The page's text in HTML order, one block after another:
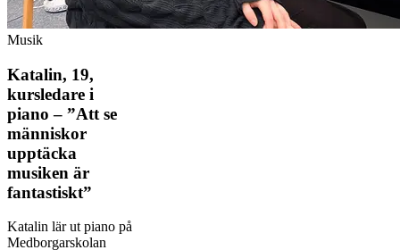
Musik
Katalin, 19,
kursledare i
piano – ”Att se
människor
upptäcka
musiken är
fantastiskt”
Katalin lär ut piano på
Medborgarskolan